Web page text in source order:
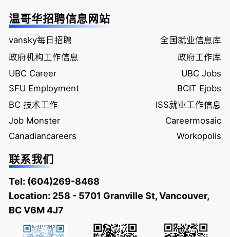
温哥华招聘信息网站
vansky每日招聘
全国就业信息库
政府机构工作信息
政府工作库
UBC Career
UBC Jobs
SFU Employment
BCIT Ejobs
BC 技术工作
ISS就业工作信息
Job Monster
Careermosaic
Canadiancareers
Workopolis
联系我们
Tel: (604)269-8468
Location: 258 - 5701 Granville St, Vancouver,
BC V6M 4J7